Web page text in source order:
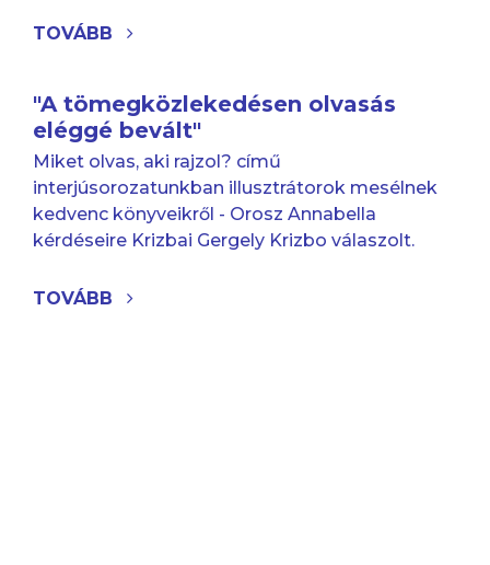
TOVÁBB
"A tömegközlekedésen olvasás
eléggé bevált"
Miket olvas, aki rajzol? című
interjúsorozatunkban illusztrátorok mesélnek
kedvenc könyveikről - Orosz Annabella
kérdéseire Krizbai Gergely Krizbo válaszolt.
TOVÁBB